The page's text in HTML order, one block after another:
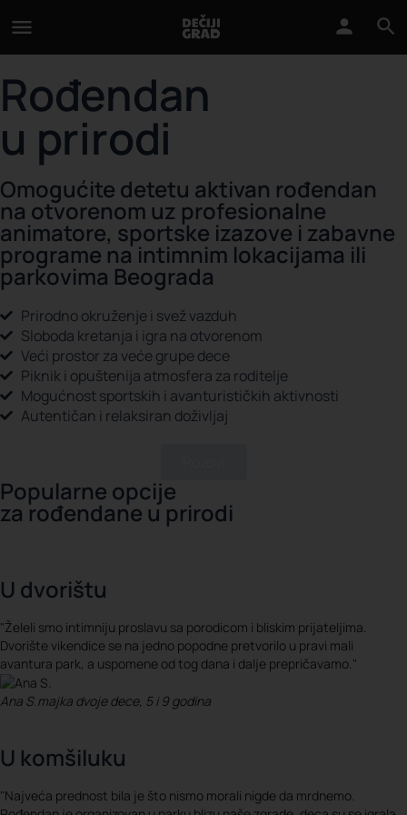
Rođendan
u prirodi
Omogućite detetu aktivan rođendan
na otvorenom uz profesionalne
animatore, sportske izazove i zabavne
programe na intimnim lokacijama ili
parkovima Beograda
Prirodno okruženje i svež vazduh
Sloboda kretanja i igra na otvorenom
Veći prostor za veće grupe dece
Piknik i opuštenija atmosfera za roditelje
Mogućnost sportskih i avanturističkih aktivnosti
Autentičan i relaksiran doživljaj
Popularne opcije
za rođendane u prirodi
U komšiluku
"Najveća prednost bila je što nismo morali nigde da mrdnemo.
U dvorištu
"Želeli smo intimniju proslavu sa porodicom i bliskim prijateljima.
Dvorište vikendice se na jedno popodne pretvorilo u pravi mali
avantura park, a uspomene od tog dana i dalje prepričavamo."
Ana S.majka dvoje dece, 5 i 9 godina